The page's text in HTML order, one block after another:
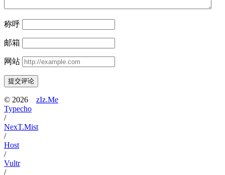
称呼
邮箱
网站
提交评论
© 2026
zIz.Me
Typecho
/
NexT.Mist
/
Host
/
Vultr
/